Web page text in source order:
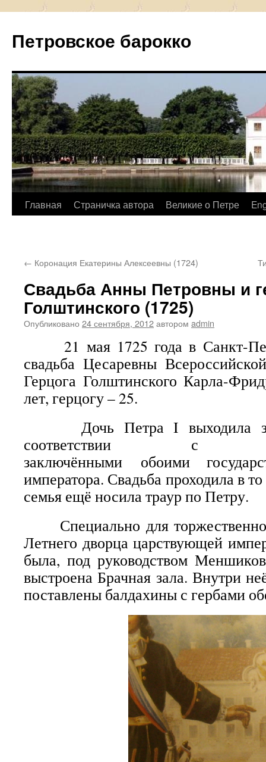
Петровское барокко
Перейти
Главная Страничка автора Великие о Петре
← Коронация Екатерины Алексеевны (1724)
Свадьба Анны Петровны и
Голштинского (1725)
Опубликовано 24 сентября, 2012автором admin
21 мая 1725 года в Санкт-
свадьба Цесаревны
Герцога Голштинского Карла-
лет, герцогу – 25.
Дочь Петра I выходила
соответствии с
заключёнными обоими
императора. Свадьба проходила в
семья ещё носила траур по Петру.
Специально для
Летнего дворца царствующей
была, под руководством
выстроена Брачная зала. Внутри
поставлены балдахины с гербами